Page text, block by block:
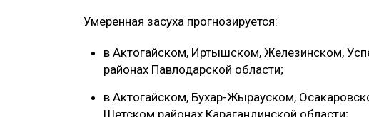
‎Умеренная засуха прогнозируется:
‎в Актогайском, Иртышском, Железинском,
районах Павлодарской области;
‎в Актогайском, Бухар-Жырауском,